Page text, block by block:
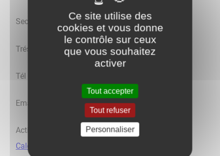
Secrétaire : Dominique BRIET
Trésorière : Nadine GUIVARC'H
Tél : 03 86 47 14 17
Email : chantallaignelet@gmail.com
Activités disponibles en cliquant sur le calendrier : ​​​​​​​
Calendrier des activités 2022-2023
Ce site utilise des
cookies et vous donne
le contrôle sur ceux
que vous souhaitez
activer
Tout accepter
Tout refuser
Personnaliser